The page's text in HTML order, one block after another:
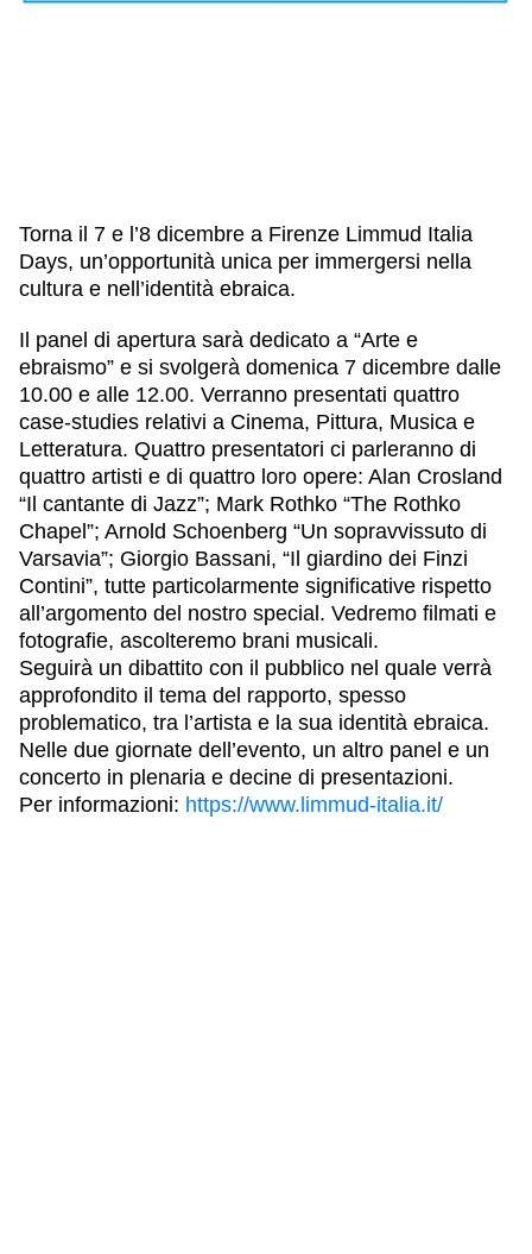
#ITALIAEBRAICA
Torna il 7 e l’8 dicembre a Firenze Limmud Italia
Days, un’opportunità unica per immergersi nella
cultura e nell’identità ebraica.
Il panel di apertura sarà dedicato a “Arte e
ebraismo” e si svolgerà domenica 7 dicembre dalle
10.00 e alle 12.00. Verranno presentati quattro
case-studies relativi a Cinema, Pittura, Musica e
Letteratura. Quattro presentatori ci parleranno di
quattro artisti e di quattro loro opere: Alan Crosland
“Il cantante di Jazz”; Mark Rothko “The Rothko
Chapel”; Arnold Schoenberg “Un sopravvissuto di
Varsavia”; Giorgio Bassani, “Il giardino dei Finzi
Contini”, tutte particolarmente significative rispetto
all’argomento del nostro special. Vedremo filmati e
fotografie, ascolteremo brani musicali.
Seguirà un dibattito con il pubblico nel quale verrà
approfondito il tema del rapporto, spesso
problematico, tra l’artista e la sua identità ebraica.
Nelle due giornate dell’evento, un altro panel e un
concerto in plenaria e decine di presentazioni.
Per informazioni: https://www.limmud-italia.it/